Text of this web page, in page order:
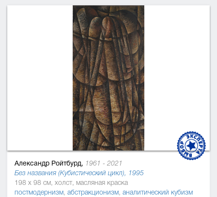
Александр Ройтбурд, 1961 - 2021
Без названия (Кубистический цикл), 1995
198 x 98 см, холст, масляная краска
постмодернизм, абстракционизм, аналитический кубизм